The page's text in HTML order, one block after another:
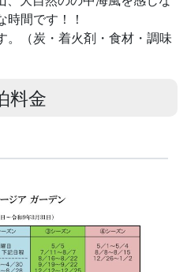
時間です！！
。（炭・着火剤・食材・調味
料金